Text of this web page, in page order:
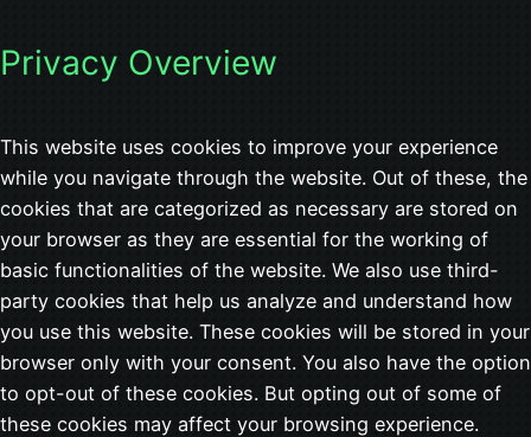
Privacy Overview
This website uses cookies to improve your experience
while you navigate through the website. Out of these, the
cookies that are categorized as necessary are stored on
your browser as they are essential for the working of
basic functionalities of the website. We also use third-
party cookies that help us analyze and understand how
you use this website. These cookies will be stored in your
browser only with your consent. You also have the option
to opt-out of these cookies. But opting out of some of
these cookies may affect your browsing experience.